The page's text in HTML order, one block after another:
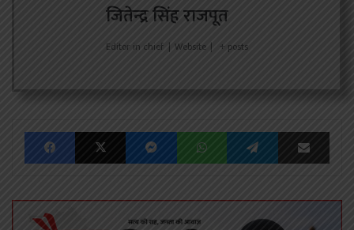
जितेन्द्र सिंह राजपूत
Editor in chief | Website | + posts
FacebookX MessengerWhatsAppTelegram Share via Email